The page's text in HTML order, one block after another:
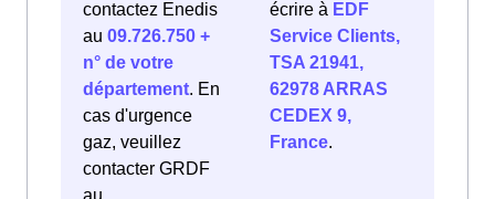
contactez Enedis
au 09.726.750 +
n° de votre
département. En
cas d'urgence
gaz, veuillez
contacter GRDF
écrire à EDF
Service Clients,
TSA 21941,
62978 ARRAS
CEDEX 9,
France.